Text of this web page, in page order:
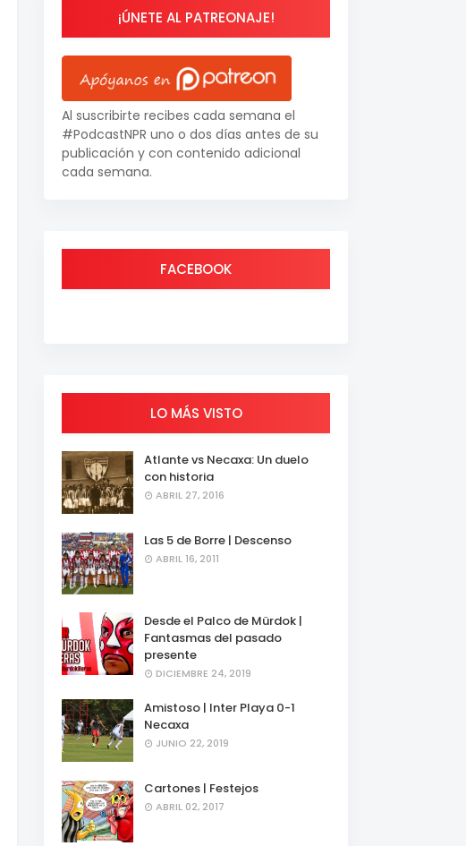
¡ÚNETE AL PATREONAJE!
Al suscribirte recibes cada semana el
#PodcastNPR uno o dos días antes de su
publicación y con contenido adicional
cada semana.
FACEBOOK
LO MÁS VISTO
Atlante vs Necaxa: Un duelo
con historia
ABRIL 27, 2016
Las 5 de Borre | Descenso
ABRIL 16, 2011
Desde el Palco de Mürdok |
Fantasmas del pasado
presente
DICIEMBRE 24, 2019
Amistoso | Inter Playa 0-1
Necaxa
JUNIO 22, 2019
Cartones | Festejos
ABRIL 02, 2017